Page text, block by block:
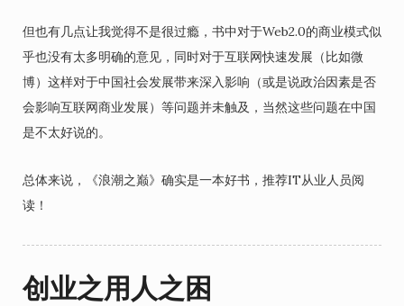
但也有几点让我觉得不是很过瘾，书中对于Web2.0的商业模式似
乎也没有太多明确的意见，同时对于互联网快速发展（比如微
博）这样对于中国社会发展带来深入影响（或是说政治因素是否
会影响互联网商业发展）等问题并未触及，当然这些问题在中国
是不太好说的。
总体来说，《浪潮之巅》确实是一本好书，推荐IT从业人员阅
读！
创业之用人之困